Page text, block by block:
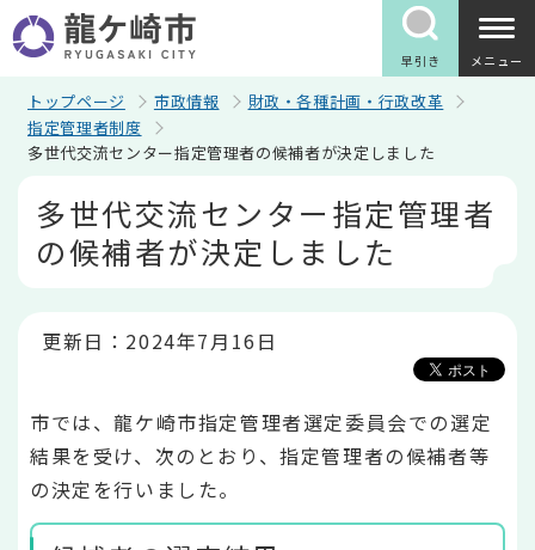
の
ペ
早引き メニュー
トップページ 市政情報
財政・各種計画・行政改革
指定管理者制度
多世代交流センター指定管理者の候補者が決定しました
多世代交流センター指定管理者
の候補者が決定しました
更新日：2024年7月16日
市では、龍ケ崎市指定管理者選定委員会での選定
結果を受け、次のとおり、指定管理者の候補者等
の決定を行いました。